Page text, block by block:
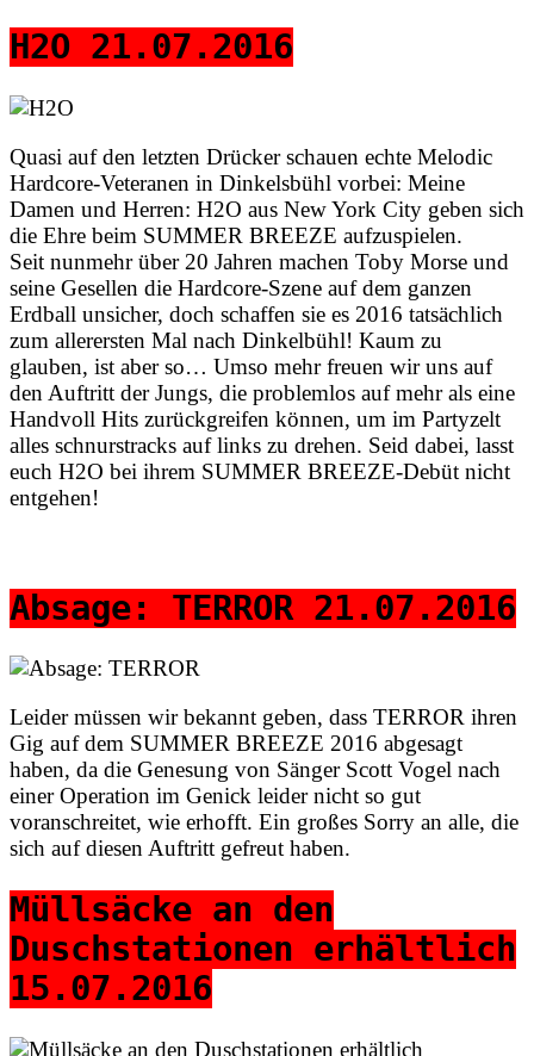
H2O 21.07.2016
Quasi auf den letzten Drücker schauen echte Melodic
Hardcore-Veteranen in Dinkelsbühl vorbei: Meine
Damen und Herren: H2O aus New York City geben sich
die Ehre beim SUMMER BREEZE aufzuspielen.
Seit nunmehr über 20 Jahren machen Toby Morse und
seine Gesellen die Hardcore-Szene auf dem ganzen
Erdball unsicher, doch schaffen sie es 2016 tatsächlich
zum allerersten Mal nach Dinkelbühl! Kaum zu
glauben, ist aber so… Umso mehr freuen wir uns auf
den Auftritt der Jungs, die problemlos auf mehr als eine
Handvoll Hits zurückgreifen können, um im Partyzelt
alles schnurstracks auf links zu drehen. Seid dabei, lasst
euch H2O bei ihrem SUMMER BREEZE-Debüt nicht
entgehen!
Absage: TERROR 21.07.2016
Leider müssen wir bekannt geben, dass TERROR ihren
Gig auf dem SUMMER BREEZE 2016 abgesagt
haben, da die Genesung von Sänger Scott Vogel nach
einer Operation im Genick leider nicht so gut
voranschreitet, wie erhofft. Ein großes Sorry an alle, die
sich auf diesen Auftritt gefreut haben.
Müllsäcke an den
Duschstationen erhältlich
15.07.2016